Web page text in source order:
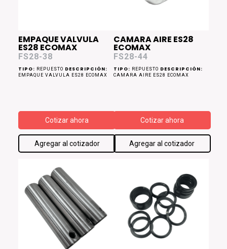
EMPAQUE VALVULA
ES28 ECOMAX
FS28-38
TIPO: REPUESTO DESCRIPCIÓN:
EMPAQUE VALVULA ES28 ECOMAX
Cotizar ahora
Agregar al cotizador
CAMARA AIRE ES28
ECOMAX
FS28-44
TIPO: REPUESTO DESCRIPCIÓN:
CAMARA AIRE ES28 ECOMAX
Cotizar ahora
Agregar al cotizador